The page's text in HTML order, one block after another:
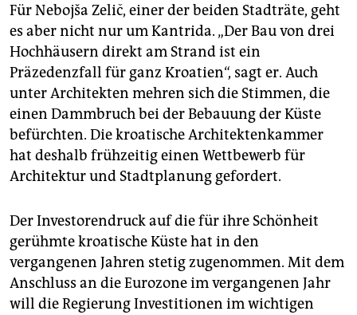
Für Nebojša Zelič, einer der beiden Stadträte, geht
es aber nicht nur um Kantrida. „Der Bau von drei
Hochhäusern direkt am Strand ist ein
Präzedenzfall für ganz Kroatien“, sagt er. Auch
unter Architekten mehren sich die Stimmen, die
einen Dammbruch bei der Bebauung der Küste
befürchten. Die kroatische Architektenkammer
hat deshalb frühzeitig einen Wettbewerb für
Architektur und Stadtplanung gefordert.
Der Investorendruck auf die für ihre Schönheit
gerühmte kroatische Küste hat in den
vergangenen Jahren stetig zugenommen. Mit dem
Anschluss an die Eurozone im vergangenen Jahr
will die Regierung Investitionen im wichtigen